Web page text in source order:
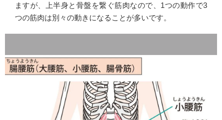
ますが、上半身と骨盤を繋ぐ筋肉なので、1つの動作で3
つの筋肉は別々の動きになることが多いです。